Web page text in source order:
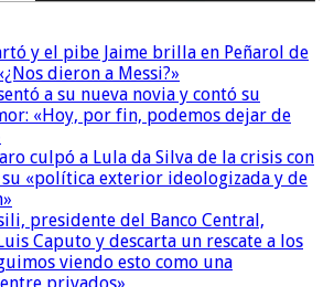
y el pibe Jaime brilla en Peñarol de
dieron a Messi?»
a su nueva novia y contó su
«Hoy, por fin, podemos dejar de
culpó a Lula da Silva de la crisis con
«política exterior ideologizada y de
presidente del Banco Central,
Caputo y descarta un rescate a los
viendo esto como una